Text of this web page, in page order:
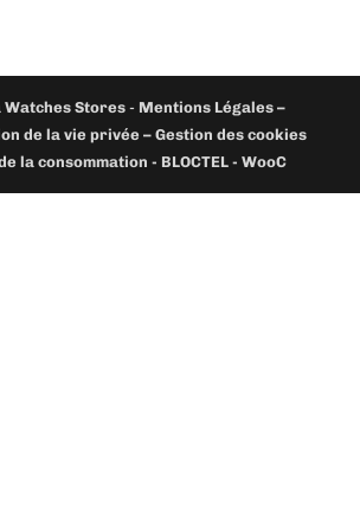
Watches Stores - Mentions Légales –
de la vie privée – Gestion des cookies
la consommation - BLOCTEL - WooC